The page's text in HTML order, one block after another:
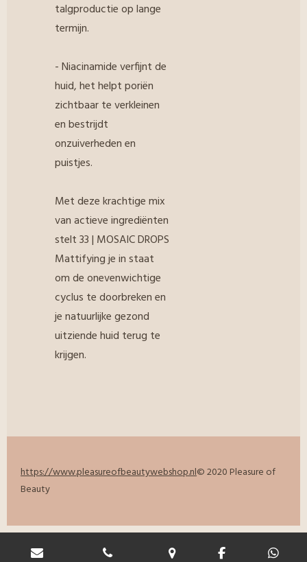
talgproductie op lange
termijn.
- Niacinamide verfijnt de
huid, het helpt poriën
zichtbaar te verkleinen
en bestrijdt
onzuiverheden en
puistjes.
Met deze krachtige mix
van actieve ingrediënten
stelt 33 | MOSAIC DROPS
Mattifying je in staat
om de onevenwichtige
cyclus te doorbreken en
je natuurlijke gezond
uitziende huid terug te
krijgen.
https://www.pleasureofbeautywebshop.nl© 2020 Pleasure of
Beauty